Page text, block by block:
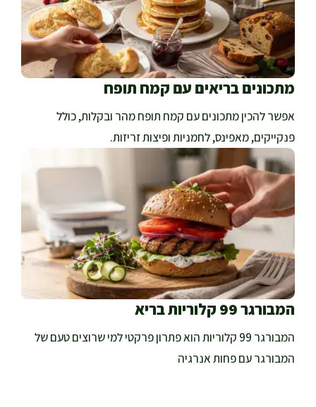
מתכונים בריאים עם קמח תופח
אפשר להכין מתכונים עם קמח תופח מהר ובקלות, כולל
פנקייקים, מאפינס, לחמניות ופיצות זריזות.
המבורגר 99 קלוריות בריא
המבורגר 99 קלוריות הוא פתרון פרקטי למי שרוצים טעם של
המבורגר עם פחות אנרגיה